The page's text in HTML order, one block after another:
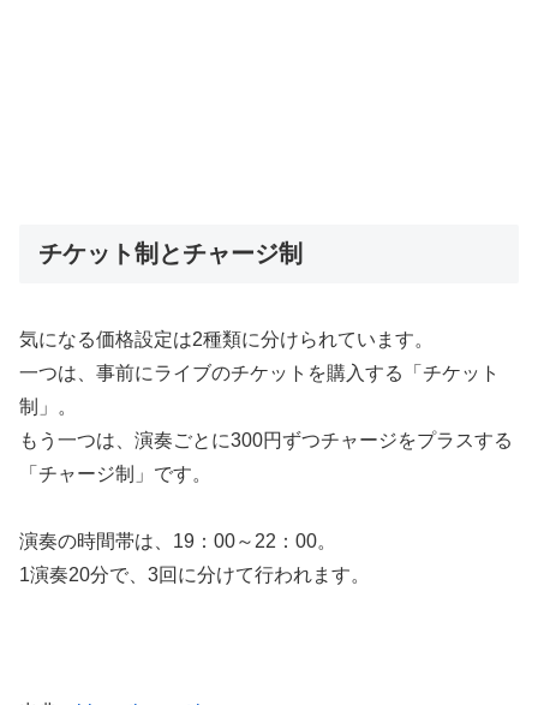
チケット制とチャージ制
気になる価格設定は2種類に分けられています。
一つは、事前にライブのチケットを購入する「チケット
制」。
もう一つは、演奏ごとに300円ずつチャージをプラスする
「チャージ制」です。
演奏の時間帯は、19：00～22：00。
1演奏20分で、3回に分けて行われます。